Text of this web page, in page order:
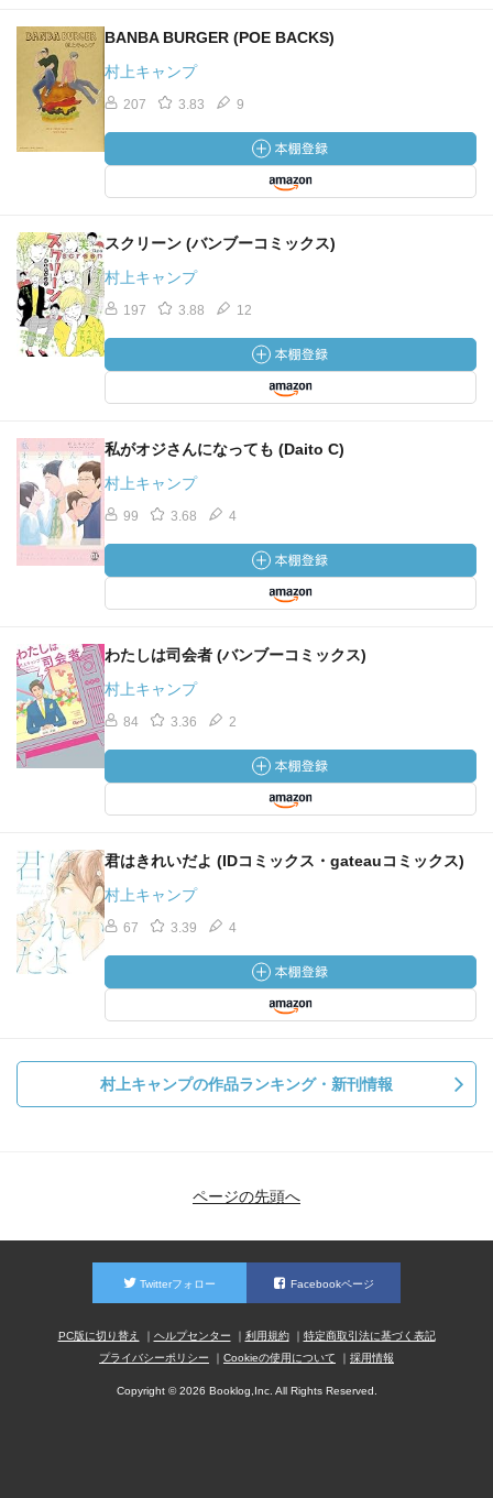
BANBA BURGER (POE BACKS)
村上キャンプ
207 3.83 9
スクリーン (バンブーコミックス)
村上キャンプ
197 3.88 12
私がオジさんになっても (Daito C)
村上キャンプ
99 3.68 4
わたしは司会者 (バンブーコミックス)
村上キャンプ
84 3.36 2
君はきれいだよ (IDコミックス・gateauコミックス)
村上キャンプ
67 3.39 4
村上キャンプの作品ランキング・新刊情報
ページの先頭へ
Twitterフォロー Facebookページ
PC版に切り替え ヘルプセンター 利用規約
特定商取引法に基づく表記
プライバシーポリシー
Cookieの使用について 採用情報
Copyright © 2026 Booklog,Inc. All Rights Reserved.